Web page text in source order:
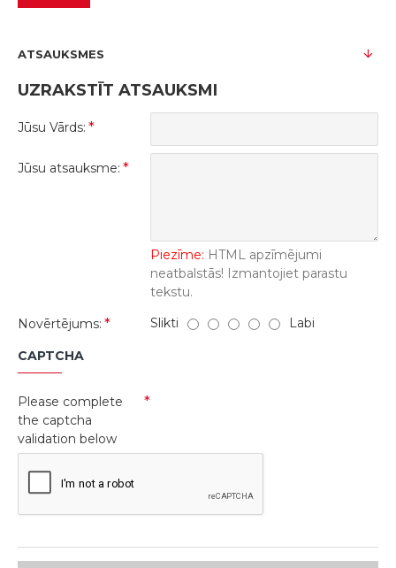
ATSAUKSMES
UZRAKSTĪT ATSAUKSMI
Jūsu Vārds:
Jūsu atsauksme:
Piezīme: HTML apzīmējumi
neatbalstās! Izmantojiet parastu
tekstu.
Novērtējums:
Slikti Labi
CAPTCHA
Please complete
the captcha
validation below